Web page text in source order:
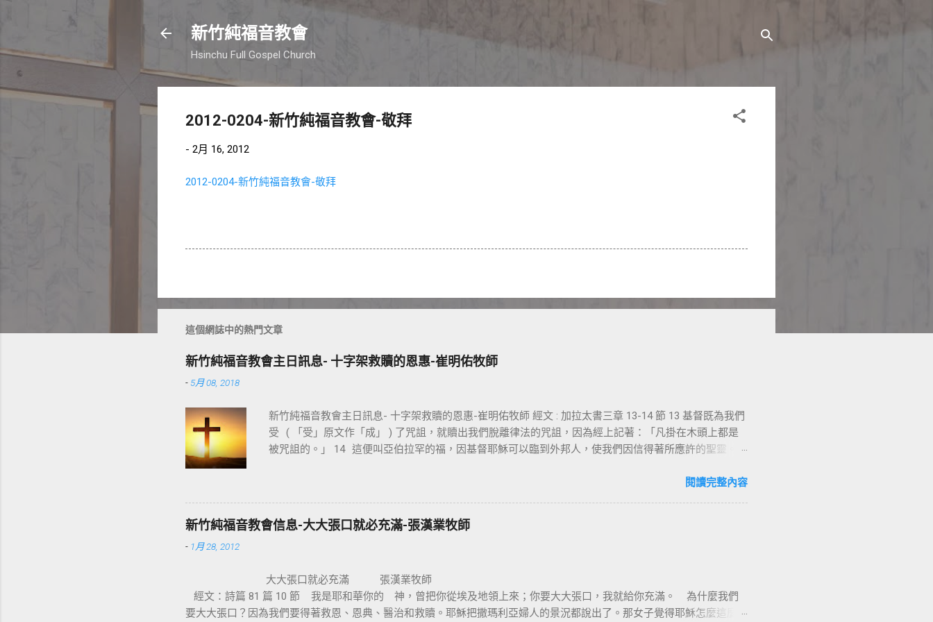
新竹純福音教會
Hsinchu Full Gospel Church
2012-0204-新竹純福音教會-敬拜
- 2月 16, 2012
2012-0204-新竹純福音教會-敬拜
這個網誌中的熱門文章
新竹純福音教會主日訊息- 十字架救贖的恩惠-崔明佑牧師
- 5月 08, 2018
新竹純福音教會主日訊息- 十字架救贖的恩惠-崔明佑牧師 經文 : 加拉太書三章 13-14 節 13 基督既為我們
受 ( 「受」原文作「成」 ) 了咒詛，就贖出我們脫離律法的咒詛，因為經上記著：「凡掛在木頭上都是
被咒詛的。」 14 這便叫亞伯拉罕的福，因基督耶穌可以臨到外邦人，使我們因信得著所應許的聖靈。
穌。使徒保羅對哥林多的教會說：我不以我的智慧言語來傳講神的福音，我立定心志除了耶穌基督並祂釘
神的能力，我們是因耶穌基督成為新造的人。 林後 5:17 若有人在基督裡，他就是新造的人，舊事已過，
都變成新的了。 在基督裡成為新造的人有兩個意義：一是修理舊的，使它能像新的一樣；二是把舊的全
架也成為愛與犧牲的象徵。 一個真正體會耶穌基督救贖恩典的人，才能樂意感謝的背起耶穌基督給我
們的十字架，耶穌在十字架上給我們什麼恩典呢 ? 一、從律法中得釋放 ：耶穌基督在十字架上捨身流
血，讓我們從律法的綑綁中得釋放，沒有罪的耶穌為有罪的我們，流出寶血救贖我們、讓我們罪得赦免。
閱讀完整內容
新竹純福音教會信息-大大張口就必充滿-張漢業牧師
- 1月 28, 2012
大大張口就必充滿 張漢業牧師
經文：詩篇 81 篇 10 節 我是耶和華你的 神，曾把你從埃及地領上來；你要大大張口，我就給你充滿。 為什麼我們
要大大張口？因為我們要得著救恩、恩典、醫治和救贖。耶穌把撒瑪利亞婦人的景況都說出了。那女子覺得耶穌怎麼這麼厲